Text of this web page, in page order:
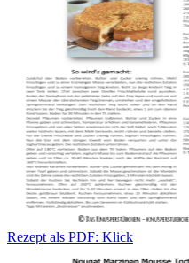
Rezept als PDF: Klick